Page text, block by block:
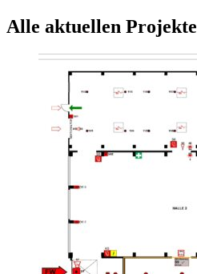
Alle aktuellen Projekte